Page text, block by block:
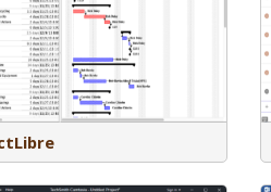
Geogebra is een gratis wiskunde of
natuurkunde tool waarin allerlei
applets/werkbladen staan die je vrij
kunt gebruiken en die je ook zelf kunt
maken.